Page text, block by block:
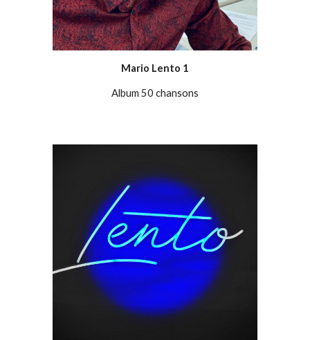
Mario Lento 1
Album 50 chansons